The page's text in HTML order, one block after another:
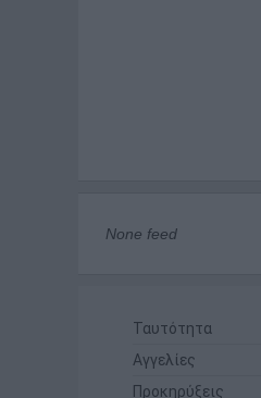
None feed
Ταυτότητα
Αγγελίες
Προκηρύξεις